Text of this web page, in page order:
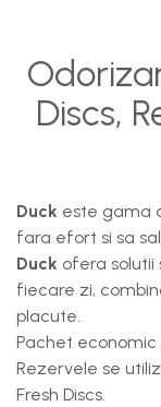
Discs,
Duck este gama
fara efort si sa
Duck ofera
fiecare zi,
placute.
Pachet
Rezervele se
Fresh Discs.